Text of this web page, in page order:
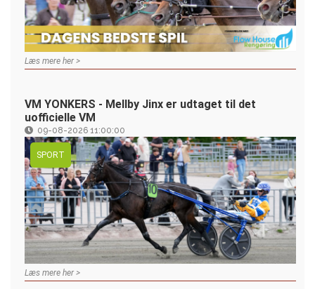
Læs mere her >
VM YONKERS - Mellby Jinx er udtaget til det
uofficielle VM
09-08-2026 11:00:00
SPORT
Læs mere her >